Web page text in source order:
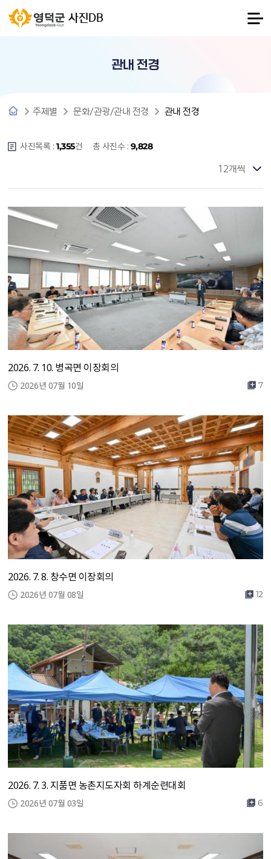
사진DB
관내 전경
주제별 문화/관광/관내 전경 관내 전경
사진목록 :1,355건 총 사진수 : 9,828
2026. 7. 10. 병곡면 이장회의
2026년 07월 10일 7
2026. 7. 8. 창수면 이장회의
2026년 07월 08일 12
2026. 7. 3. 지품면 농촌지도자회 하계순련대회
2026년 07월 03일 6